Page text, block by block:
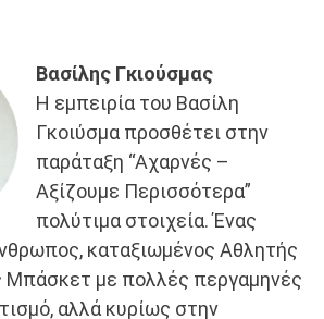
Βασίλης Γκιούσμας
Η εμπειρία του Βασίλη
Γκοιύσμα προσθέτει στην
παράταξη “Αχαρνές –
Αξίζουμε Περισσότερα”
πολύτιμα στοιχεία. Ένας
καταξιωμένος Αθλητής
Μπάσκετ με πολλές περγαμηνές
αλλά κυρίως στην